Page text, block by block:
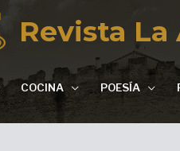
Revista La
COCINA POESÍA